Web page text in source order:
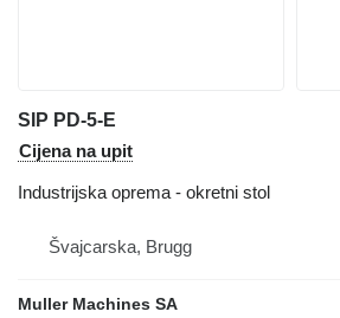
SIP PD-5-E
Cijena na upit
Industrijska oprema - okretni stol
Švајcarska, Brugg
Muller Machines SA